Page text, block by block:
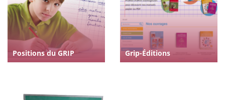
Positions du GRIP Grip-Éditions